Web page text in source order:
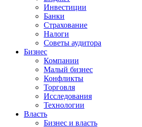
Инвестиции
Банки
Страхование
Налоги
Советы аудитора
Бизнес
Компании
Малый бизнес
Конфликты
Торговля
Исследования
Технологии
Власть
Бизнес и власть